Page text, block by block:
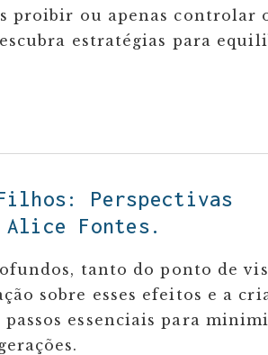
proibir ou apenas controlar
estratégias para
Perspectivas
Fontes.
tanto do ponto de
sobre esses efeitos e a
essenciais para